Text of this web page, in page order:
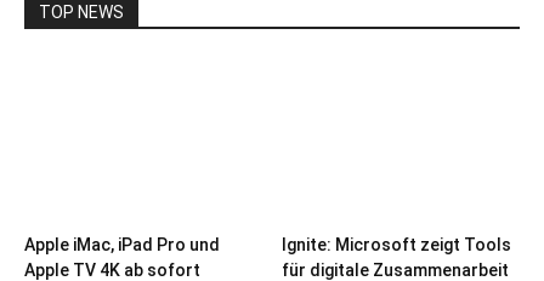
TOP NEWS
Apple iMac, iPad Pro und
Apple TV 4K ab sofort
Ignite: Microsoft zeigt Tools
für digitale Zusammenarbeit